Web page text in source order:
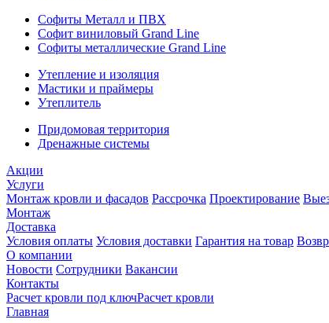
Софиты Металл и ПВХ
Софит виниловый Grand Line
Софиты металлические Grand Line
Утепление и изоляция
Мастики и праймеры
Утеплитель
Придомовая территория
Дренажные системы
Акции
Услуги
Монтаж кровли и фасадов Рассрочка Проектирование
Монтаж
Доставка
Условия оплаты Условия доставки Гарантия на товар
О компании
Новости Сотрудники Вакансии
Контакты
Расчет кровли под ключРасчет кровли
Главная